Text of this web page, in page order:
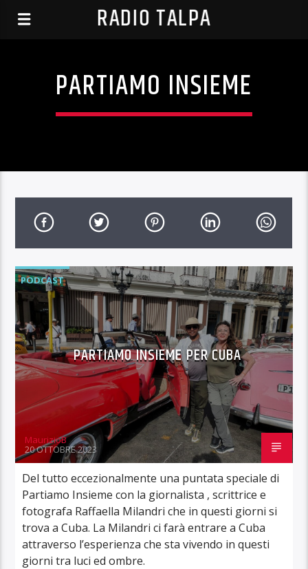
RADIO TALPA
PARTIAMO INSIEME
PODCAST
PARTIAMO INSIEME PER CUBA
MaurizioB
20 OTTOBRE 2023
Del tutto eccezionalmente una puntata speciale di
Partiamo Insieme con la giornalista , scrittrice e
fotografa Raffaella Milandri che in questi giorni si
trova a Cuba. La Milandri ci farà entrare a Cuba
attraverso l’esperienza che sta vivendo in questi
giorni tra luci ed ombre.